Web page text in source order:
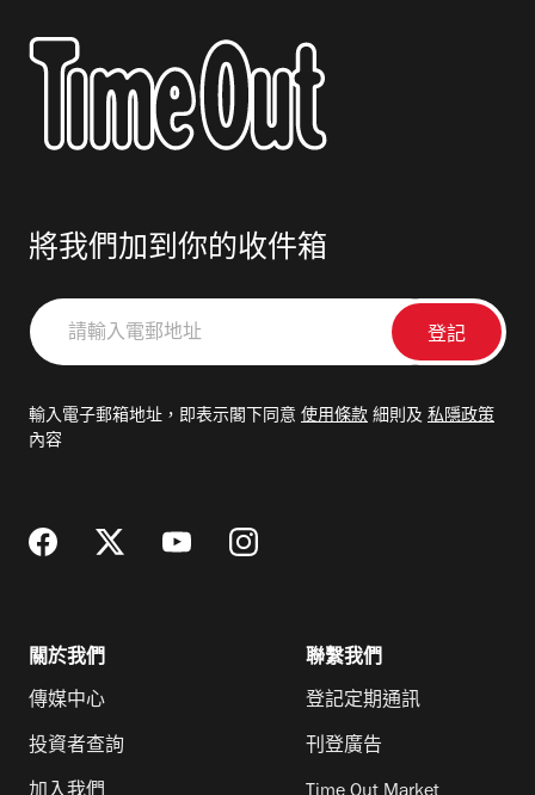
將我們加到你的收件箱
請
輸
郵
輸入電子郵箱地址，即表示閣下同意 使用條款 細則及 私隱政策
內容
關於我們
傳媒中心
投資者查詢
聯繫我們
登記定期通訊
刊登廣告